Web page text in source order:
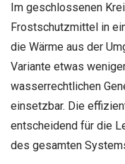
Im geschlossenen
Frostschutzmittel in
die Wärme aus der
Variante etwas
wasserrechtlichen
einsetzbar. Die
entscheidend für die
des gesamten